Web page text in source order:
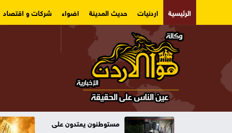
الرئيسية اردنيات حديث المدينة اضواء شركات و اقتصاد
مستوطنون يعتدون على